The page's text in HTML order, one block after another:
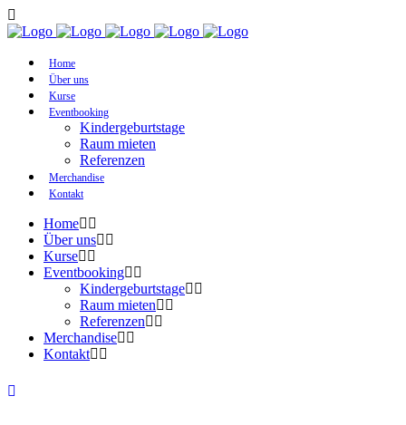
Home
Über uns
Kurse
Eventbooking
Kindergeburtstage
Raum mieten
Referenzen
Merchandise
Kontakt
Home
Über uns
Kurse
Eventbooking
Kindergeburtstage
Raum mieten
Referenzen
Merchandise
Kontakt